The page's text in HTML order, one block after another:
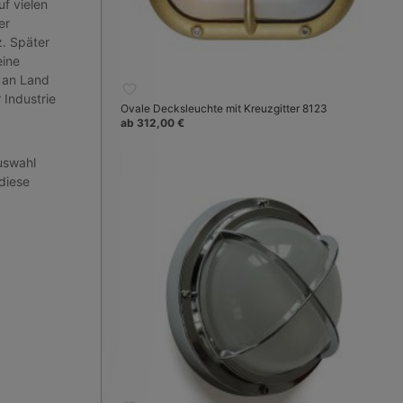
vielen
Später
Land
Industrie
Ovale Decksleuchte mit Kreuzgitter 8123
ab 312,00 €